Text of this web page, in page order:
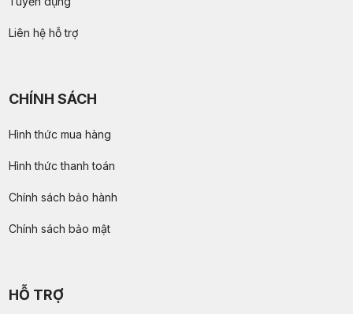
Liên hệ hỗ trợ
CHÍNH SÁCH
Hình thức mua hàng
Hình thức thanh toán
Chính sách bảo hành
Chính sách bảo mật
HỖ TRỢ